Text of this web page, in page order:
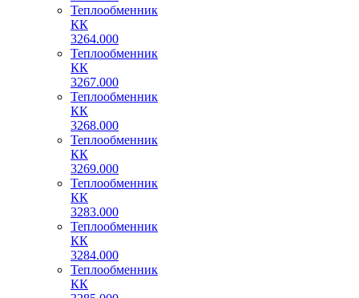
Теплообменник
КК
3264.000
Теплообменник
КК
3267.000
Теплообменник
КК
3268.000
Теплообменник
КК
3269.000
Теплообменник
КК
3283.000
Теплообменник
КК
3284.000
Теплообменник
КК